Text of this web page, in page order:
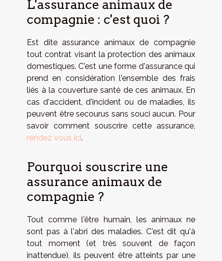
L'assurance animaux de
compagnie : c'est quoi ?
Est dite assurance animaux de compagnie
tout contrat visant la protection des animaux
domestiques. C'est une forme d'assurance qui
prend en considération l'ensemble des frais
liés à la couverture santé de ces animaux. En
cas d'accident, d'incident ou de maladies, ils
peuvent être secourus sans souci aucun. Pour
savoir comment souscrire cette assurance,
rendez vous ici.
Pourquoi souscrire une
assurance animaux de
compagnie ?
Tout comme l'être humain, les animaux ne
sont pas à l'abri des maladies. C'est dit qu'à
tout moment (et très souvent de façon
inattendue), ils peuvent être atteints par une